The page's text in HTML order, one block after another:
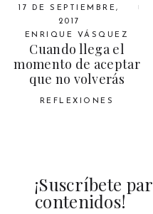
17 DE SEPTIEMBRE,
2017
ENRIQUE VÁSQUEZ
Cuando llega el
momento de aceptar
que no volverás
REFLEXIONES
¡Suscríbete
contenidos!